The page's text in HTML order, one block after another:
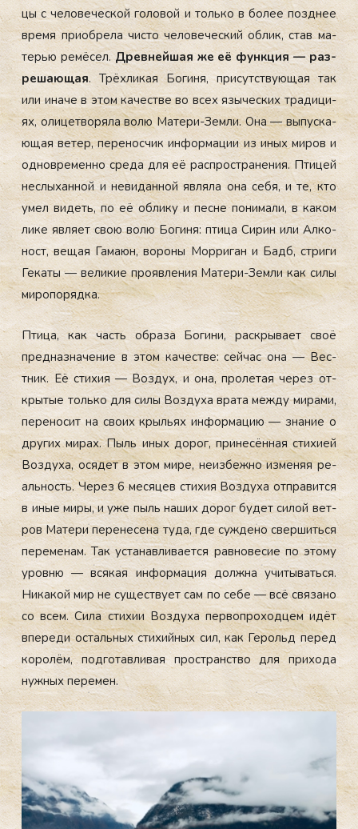
цы с че­лове­чес­кой го­ловой и толь­ко в бо­лее поз­днее
вре­мя при­об­ре­ла чис­то че­лове­чес­кий об­лик, став ма­
терью ре­мёсел.Древ­ней­шая же её фун­кция — раз­
ре­ша­ющая. Трёх­ли­кая Бо­гиня, при­сутс­тву­ющая так
или ина­че в этом ка­чес­тве во всех язы­чес­ких тра­дици­
ях, оли­цет­во­ряла во­лю Ма­тери-Зем­ли. Она — вы­пус­ка­
ющая ве­тер, пе­ренос­чик ин­форма­ции из иных ми­ров и
од­новре­мен­но сре­да для её рас­простра­нения. Пти­цей
нес­лы­хан­ной и не­видан­ной яв­ля­ла она се­бя, и те, кто
умел ви­деть, по её об­ли­ку и пес­не по­нима­ли, в ка­ком
ли­ке яв­ля­ет свою во­лю Бо­гиня: пти­ца Си­рин или Ал­ко­
ност, ве­щая Га­ма­юн, во­роны Мор­ри­ган и Бадб, стри­ги
Ге­каты — ве­ликие про­яв­ле­ния Ма­тери-Зем­ли как си­лы
ми­ропо­ряд­ка.
Пти­ца, как часть об­ра­за Бо­гини, рас­кры­ва­ет своё
пред­назна­чение в этом ка­чес­тве: сей­час она — Вес­
тник. Её сти­хия — Воз­дух, и она, про­летая че­рез от­
кры­тые толь­ко для си­лы Воз­ду­ха вра­та меж­ду ми­рами,
пе­рено­сит на сво­их крыль­ях ин­форма­цию — зна­ние о
дру­гих ми­рах. Пыль иных до­рог, при­несён­ная сти­хи­ей
Воз­ду­ха, ося­дет в этом ми­ре, не­из­бежно из­ме­няя ре­
аль­ность. Че­рез 6 ме­сяцев сти­хия Воз­ду­ха от­пра­вит­ся
в иные ми­ры, и уже пыль на­ших до­рог бу­дет си­лой вет­
ров Ма­тери пе­рене­сена ту­да, где суж­де­но свер­шить­ся
пе­реме­нам. Так ус­та­нав­ли­ва­ет­ся рав­но­весие по это­му
уров­ню — вся­кая ин­форма­ция дол­жна учи­тывать­ся.
Ни­какой мир не су­щес­тву­ет сам по се­бе — всё свя­зано
со всем. Си­ла сти­хии Воз­ду­ха пер­вопро­ход­цем идёт
впе­реди ос­таль­ных сти­хий­ных сил, как Ге­рольд пе­ред
ко­ролём, под­го­тав­ли­вая прос­транс­тво для при­хода
нуж­ных пе­ремен.